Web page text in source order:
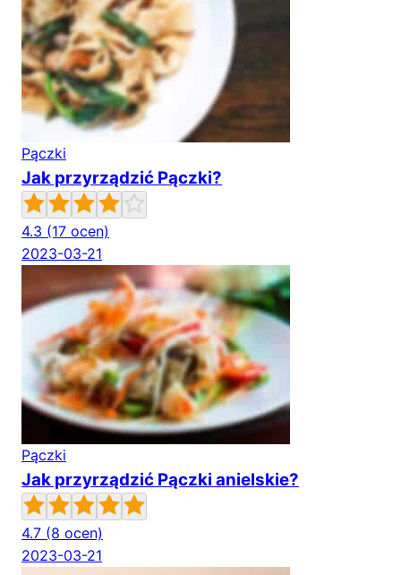
Pączki
Jak przyrządzić Pączki?
4.3 (17 ocen)
2023-03-21
Pączki
Jak przyrządzić Pączki anielskie?
4.7 (8 ocen)
2023-03-21